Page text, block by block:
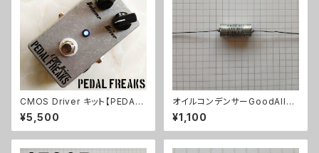
CMOS Driver キット【PEDAL
FREAKS】
¥5,500
オイルコンデンサーGoodAll
0.033uF【在庫限り】
¥1,100